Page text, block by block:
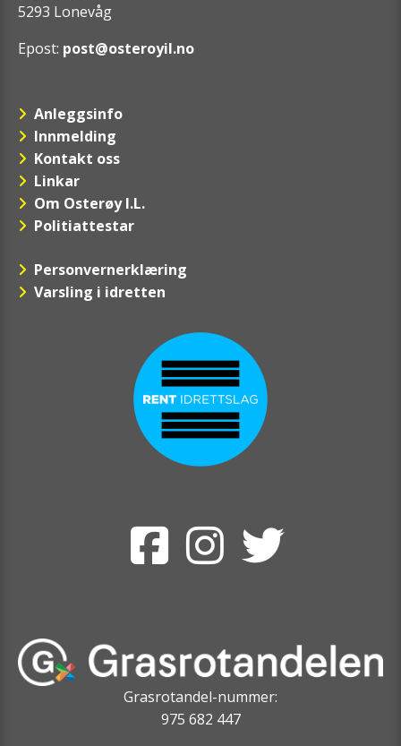
5293 Lonevåg
Epost: post@osteroyil.no
Anleggsinfo
Innmelding
Kontakt oss
Linkar
Om Osterøy I.L.
Politiattestar
Personvernerklæring
Varsling i idretten
Grasrotandel-nummer:
975 682 447